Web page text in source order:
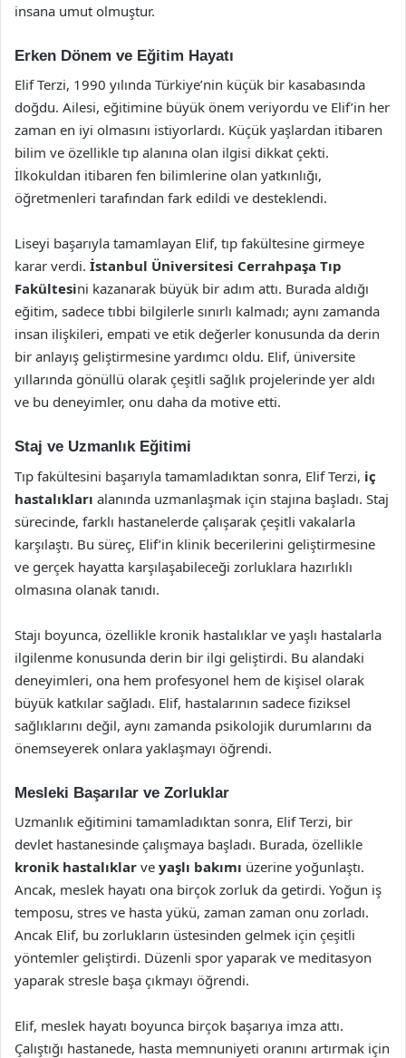
insana umut olmuştur.
Erken Dönem ve Eğitim Hayatı
Elif Terzi, 1990 yılında Türkiye’nin küçük bir kasabasında
doğdu. Ailesi, eğitimine büyük önem veriyordu ve Elif’in her
zaman en iyi olmasını istiyorlardı. Küçük yaşlardan itibaren
bilim ve özellikle tıp alanına olan ilgisi dikkat çekti.
İlkokuldan itibaren fen bilimlerine olan yatkınlığı,
öğretmenleri tarafından fark edildi ve desteklendi.
Liseyi başarıyla tamamlayan Elif, tıp fakültesine girmeye
karar verdi. İstanbul Üniversitesi Cerrahpaşa Tıp
Fakültesini kazanarak büyük bir adım attı. Burada aldığı
eğitim, sadece tıbbi bilgilerle sınırlı kalmadı; aynı zamanda
insan ilişkileri, empati ve etik değerler konusunda da derin
bir anlayış geliştirmesine yardımcı oldu. Elif, üniversite
yıllarında gönüllü olarak çeşitli sağlık projelerinde yer aldı
ve bu deneyimler, onu daha da motive etti.
Staj ve Uzmanlık Eğitimi
Tıp fakültesini başarıyla tamamladıktan sonra, Elif Terzi, iç
hastalıkları alanında uzmanlaşmak için stajına başladı. Staj
sürecinde, farklı hastanelerde çalışarak çeşitli vakalarla
karşılaştı. Bu süreç, Elif’in klinik becerilerini geliştirmesine
ve gerçek hayatta karşılaşabileceği zorluklara hazırlıklı
olmasına olanak tanıdı.
Stajı boyunca, özellikle kronik hastalıklar ve yaşlı hastalarla
ilgilenme konusunda derin bir ilgi geliştirdi. Bu alandaki
deneyimleri, ona hem profesyonel hem de kişisel olarak
büyük katkılar sağladı. Elif, hastalarının sadece fiziksel
sağlıklarını değil, aynı zamanda psikolojik durumlarını da
önemseyerek onlara yaklaşmayı öğrendi.
Mesleki Başarılar ve Zorluklar
Uzmanlık eğitimini tamamladıktan sonra, Elif Terzi, bir
devlet hastanesinde çalışmaya başladı. Burada, özellikle
kronik hastalıklar ve yaşlı bakımı üzerine yoğunlaştı.
Ancak, meslek hayatı ona birçok zorluk da getirdi. Yoğun iş
temposu, stres ve hasta yükü, zaman zaman onu zorladı.
Ancak Elif, bu zorlukların üstesinden gelmek için çeşitli
yöntemler geliştirdi. Düzenli spor yaparak ve meditasyon
yaparak stresle başa çıkmayı öğrendi.
Elif, meslek hayatı boyunca birçok başarıya imza attı.
Çalıştığı hastanede, hasta memnuniyeti oranını artırmak için